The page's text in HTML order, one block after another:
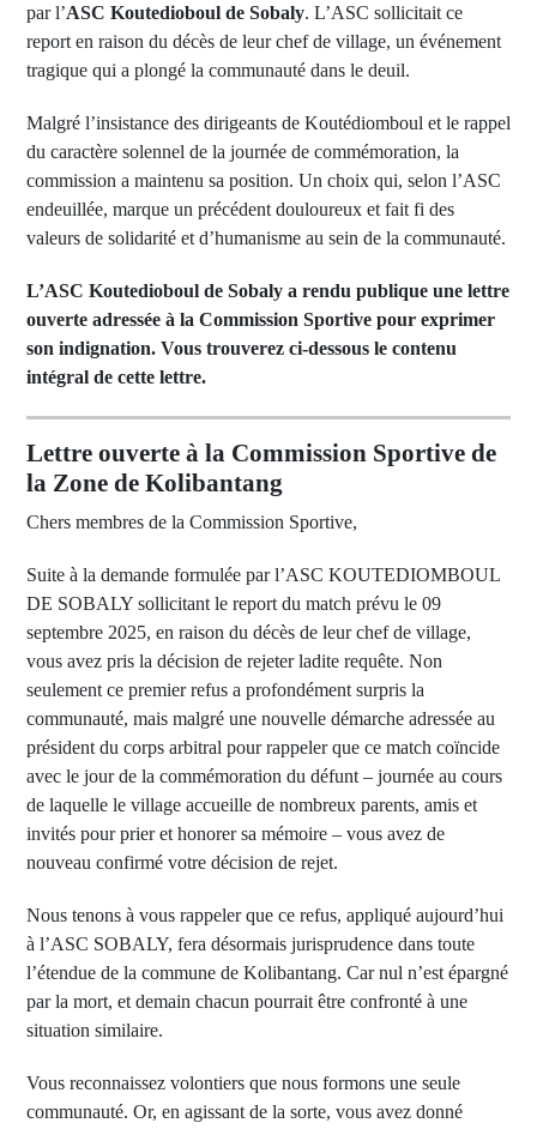
par l’ASC Koutedioboul de Sobaly. L’ASC sollicitait ce
report en raison du décès de leur chef de village, un événement
tragique qui a plongé la communauté dans le deuil.
Malgré l’insistance des dirigeants de Koutédiomboul et le rappel
du caractère solennel de la journée de commémoration, la
commission a maintenu sa position. Un choix qui, selon l’ASC
endeuillée, marque un précédent douloureux et fait fi des
valeurs de solidarité et d’humanisme au sein de la communauté.
L’ASC Koutedioboul de Sobaly a rendu publique une lettre
ouverte adressée à la Commission Sportive pour exprimer
son indignation. Vous trouverez ci-dessous le contenu
intégral de cette lettre.
Lettre ouverte à la Commission Sportive de
la Zone de Kolibantang
Chers membres de la Commission Sportive,
Suite à la demande formulée par l’ASC KOUTEDIOMBOUL
DE SOBALY sollicitant le report du match prévu le 09
septembre 2025, en raison du décès de leur chef de village,
vous avez pris la décision de rejeter ladite requête. Non
seulement ce premier refus a profondément surpris la
communauté, mais malgré une nouvelle démarche adressée au
président du corps arbitral pour rappeler que ce match coïncide
avec le jour de la commémoration du défunt – journée au cours
de laquelle le village accueille de nombreux parents, amis et
invités pour prier et honorer sa mémoire – vous avez de
nouveau confirmé votre décision de rejet.
Nous tenons à vous rappeler que ce refus, appliqué aujourd’hui
à l’ASC SOBALY, fera désormais jurisprudence dans toute
l’étendue de la commune de Kolibantang. Car nul n’est épargné
par la mort, et demain chacun pourrait être confronté à une
situation similaire.
Vous reconnaissez volontiers que nous formons une seule
communauté. Or, en agissant de la sorte, vous avez donné